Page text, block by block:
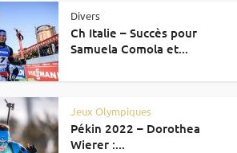
Divers
Ch Italie – Succès pour
Samuela Comola et...
Jeux Olympiques
Pékin 2022 – Dorothea
Wierer :...